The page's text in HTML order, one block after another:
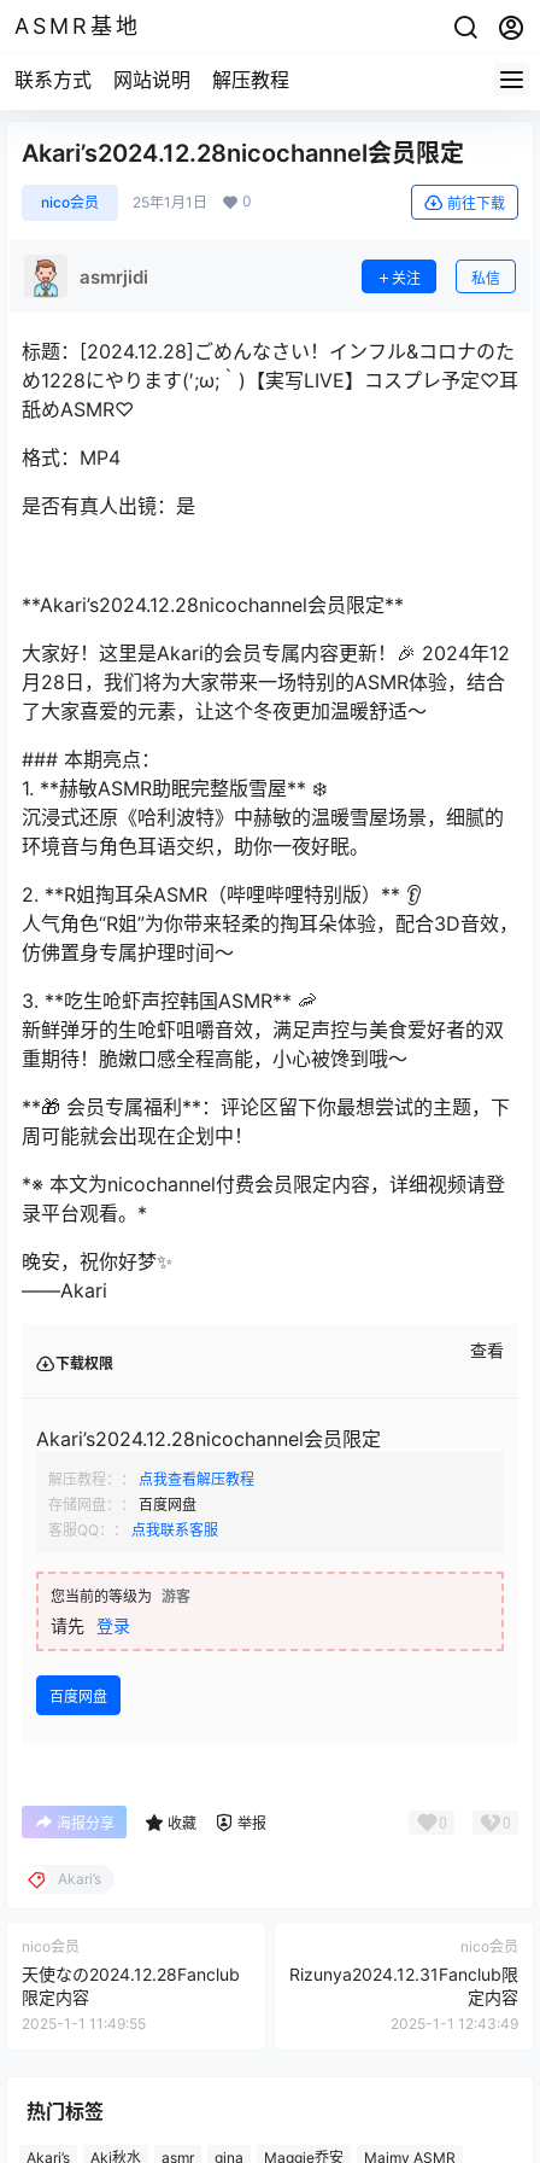
ASMR基地
联系方式 网站说明 解压教程
Akari’s2024.12.28nicochannel会员限定
nico会员 25年1月1日 0 前往下载
asmrjidi 关注 私信
标题：[2024.12.28]ごめんなさい！インフル&コロナのた
め1228にやります(′;ω;｀)【実写LIVE】コスプレ予定♡耳
舐めASMR♡
格式：MP4
是否有真人出镜：是
**Akari’s2024.12.28nicochannel会员限定**
大家好！这里是Akari的会员专属内容更新！🎉 2024年12
月28日，我们将为大家带来一场特别的ASMR体验，结合
了大家喜爱的元素，让这个冬夜更加温暖舒适～
### 本期亮点：
1. **赫敏ASMR助眠完整版雪屋** ❄️
沉浸式还原《哈利波特》中赫敏的温暖雪屋场景，细腻的
环境音与角色耳语交织，助你一夜好眠。
2. **R姐掏耳朵ASMR（哔哩哔哩特别版）** 👂
人气角色“R姐”为你带来轻柔的掏耳朵体验，配合3D音效，
仿佛置身专属护理时间～
3. **吃生呛虾声控韩国ASMR** 🦐
新鲜弹牙的生呛虾咀嚼音效，满足声控与美食爱好者的双
重期待！脆嫩口感全程高能，小心被馋到哦～
**🎁 会员专属福利**：评论区留下你最想尝试的主题，下
周可能就会出现在企划中！
*※ 本文为nicochannel付费会员限定内容，详细视频请登
录平台观看。*
晚安，祝你好梦✨
——Akari
下载权限
查看
Akari’s2024.12.28nicochannel会员限定
解压教程：：
点我查看解压教程
存储网盘：：
百度网盘
客服QQ：：
点我联系客服
您当前的等级为 游客
请先 登录
百度网盘
海报分享 收藏 举报 0 0
Akari’s
nico会员
天使なの2024.12.28Fanclub
限定内容
2025-1-1 11:49:55
nico会员
Rizunya2024.12.31Fanclub限
定内容
2025-1-1 12:43:49
热门标签
Akari’s Aki秋水 asmr gina Maggie乔安 Maimy ASMR